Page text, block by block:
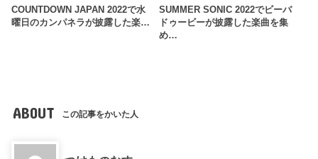
COUNTDOWN JAPAN 2022で水
曜日のカンパネラが披露した楽…
SUMMER SONIC 2022でビーバ
ドゥービーが披露した楽曲を集
め…
ABOUT この記事をかいた人